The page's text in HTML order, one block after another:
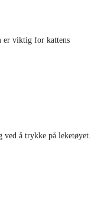
er viktig for kattens
ved å trykke på leketøyet.